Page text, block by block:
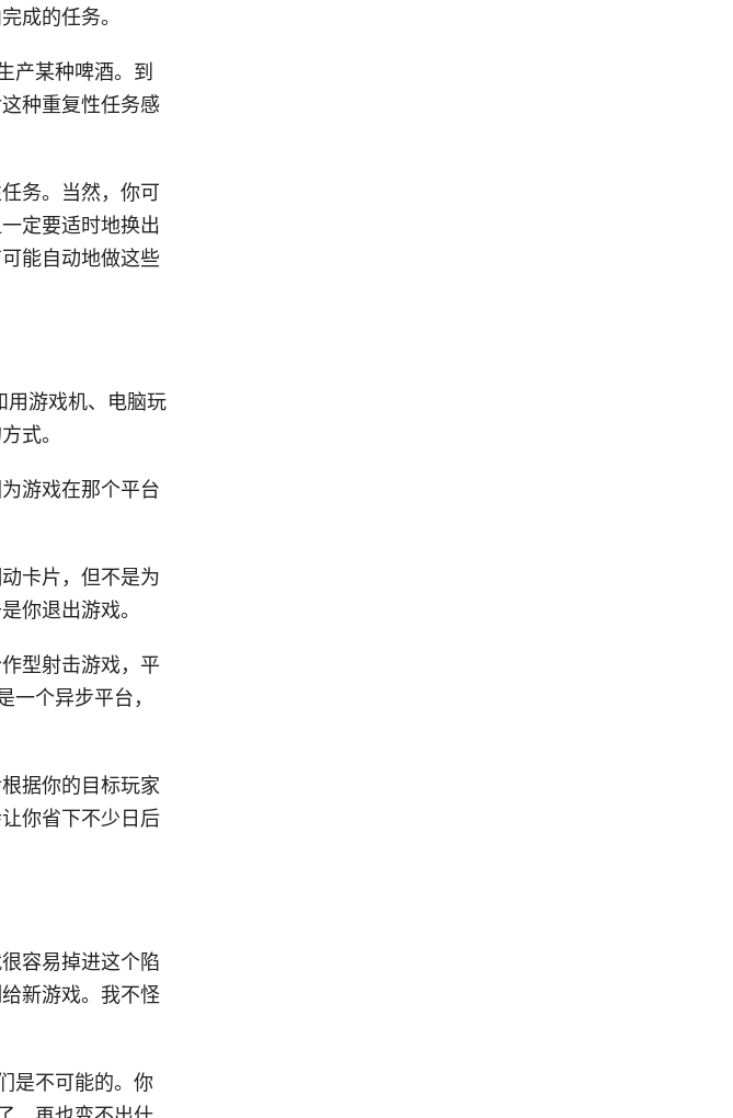
成的任务。
产某种啤酒。到
种重复性任务感
务。当然，你可
定要适时地换出
能自动地做这些
用游戏机、电脑玩
式。
游戏在那个平台
卡片，但不是为
你退出游戏。
型射击游戏，平
个异步平台，
据你的目标玩家
你省下不少日后
容易掉进这个陷
新游戏。我不怪
是不可能的。你